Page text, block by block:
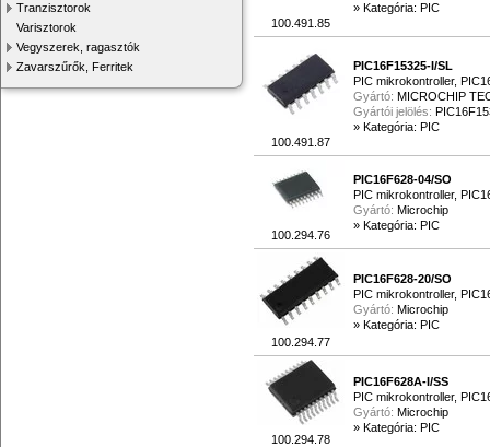
Tranzisztorok
Varisztorok
Vegyszerek, ragasztók
Zavarszűrők, Ferritek
100.491.85
» Kategória: PIC
100.491.87
PIC16F15325-I/SL
PIC mikrokontroller,
Gyártó: MICROCHIP
Gyártói jelölés:
» Kategória: PIC
100.294.76
PIC16F628-04/SO
PIC mikrokontroller,
Gyártó: Microchip
» Kategória: PIC
100.294.77
PIC16F628-20/SO
PIC mikrokontroller,
Gyártó: Microchip
» Kategória: PIC
100.294.78
PIC16F628A-I/SS
PIC mikrokontroller,
Gyártó: Microchip
» Kategória: PIC